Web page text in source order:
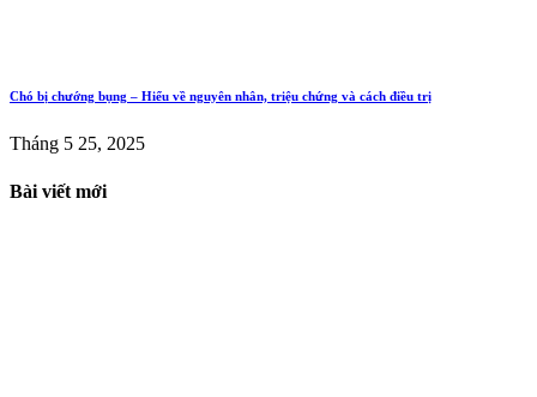
Chó bị chướng bụng – Hiểu về nguyên nhân, triệu chứng và cách điều trị
Tháng 5 25, 2025
Bài viết mới